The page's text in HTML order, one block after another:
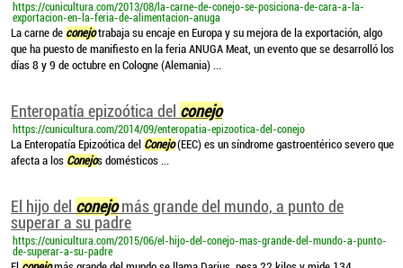
https://cunicultura.com/2013/08/la-carne-de-conejo-se-posiciona-de-cara-a-la-
exportacion-en-la-feria-de-alimentacion-anuga
La carne de conejotrabaja su encaje en Europa y su mejora de la exportación, algo
que ha puesto de manifiesto en la feria ANUGA Meat, un evento que se desarrolló los
días 8 y 9 de octubre en Cologne (Alemania) ...
Enteropatía epizoótica del conejo
https://cunicultura.com/2014/09/enteropatia-epizootica-del-conejo
La Enteropatía Epizoótica del Conejo(EEC) es un síndrome gastroentérico severo que
afecta a los Conejos domésticos ...
El hijo del conejomás grande del mundo, a punto de
superar a su padre
https://cunicultura.com/2015/06/el-hijo-del-conejo-mas-grande-del-mundo-a-punto-
de-superar-a-su-padre